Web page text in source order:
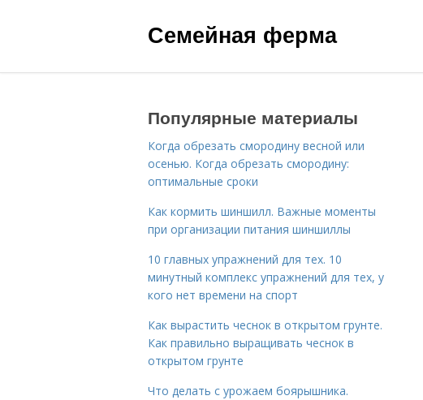
Семейная ферма
Популярные материалы
Когда обрезать смородину весной или
осенью. Когда обрезать смородину:
оптимальные сроки
Как кормить шиншилл. Важные моменты
при организации питания шиншиллы
10 главных упражнений для тех. 10
минутный комплекс упражнений для тех, у
кого нет времени на спорт
Как вырастить чеснок в открытом грунте.
Как правильно выращивать чеснок в
открытом грунте
Что делать с урожаем боярышника.